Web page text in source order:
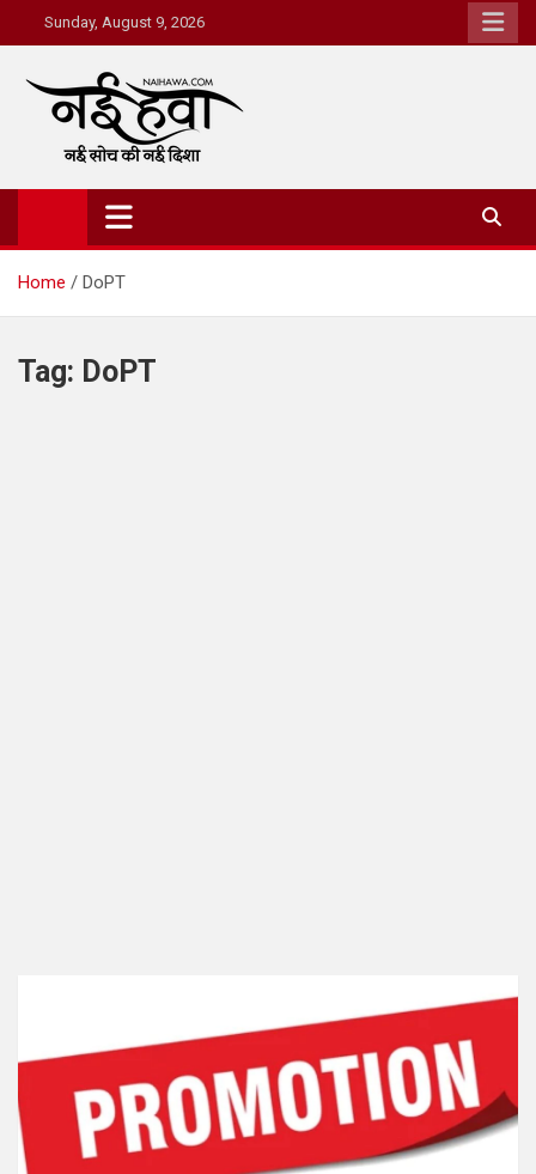
Sunday, August 9, 2026
Nai Hawa
Home DoPT
Tag: DoPT